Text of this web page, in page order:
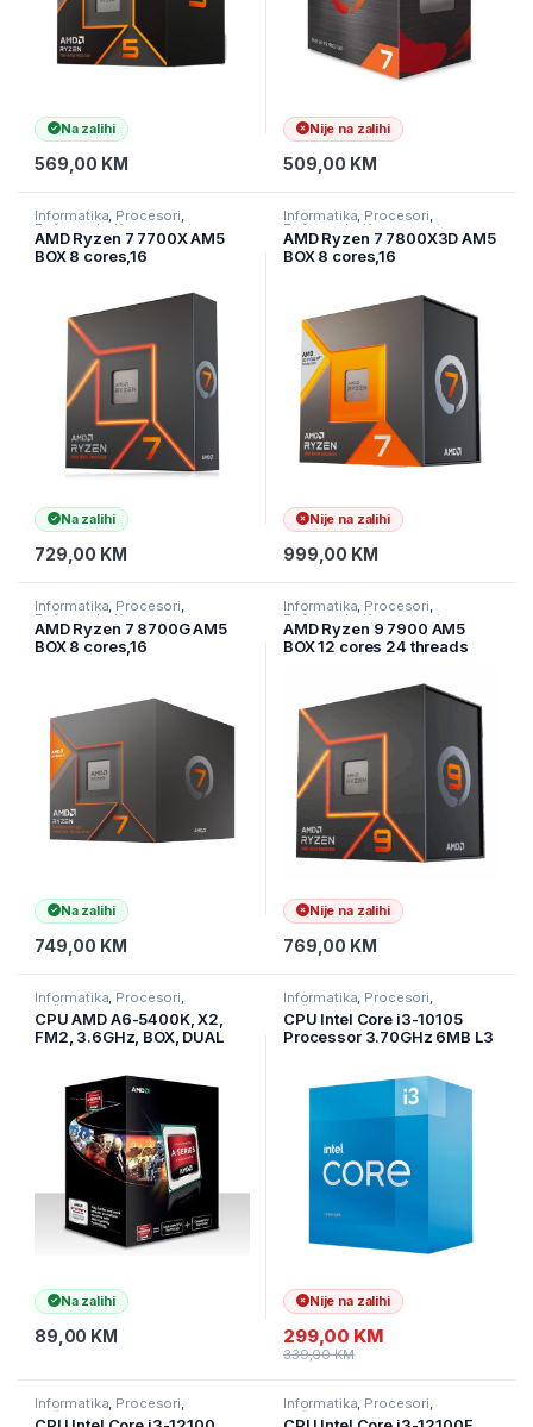
Na zalihi
569,00 KM
Nije na zalihi
509,00 KM
Informatika, Procesori,
Računarske Komponente
AMD Ryzen 7 7700X AM5
BOX 8 cores,16
L3,105W,bez hladnjaka
Na zalihi
729,00 KM
Informatika, Procesori,
Računarske Komponente
AMD Ryzen 7 7800X3D AM5
BOX 8 cores,16
L3,120W,bez hladnjaka
Nije na zalihi
999,00 KM
Informatika, Procesori,
Računarske Komponente
AMD Ryzen 7 8700G AM5
BOX 8 cores,16
Na zalihi
749,00 KM
Informatika, Procesori,
Računarske Komponente
AMD Ryzen 9 7900 AM5
BOX 12 cores 24 threads
Nije na zalihi
769,00 KM
Informatika Procesori
Računarske Komponente
CPU AMD A6-5400K, X2,
FM2, 3.6GHz, BOX, DUAL
Na zalihi
89,00 KM
Informatika Procesori
Računarske Komponente
CPU Intel Core i3-10105
Processor 3.70GHz 6MB L3
Nije na zalihi
299,00 KM
339,00KM
Informatika Procesori
Računarske Komponente
Informatika Procesori
Računarske Komponente